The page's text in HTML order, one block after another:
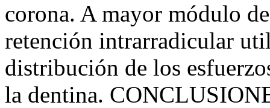
corona. A mayor módulo
retención intrarradicular
distribución de los
la dentina.